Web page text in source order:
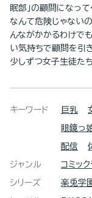
眠部」の顧問になっ
なんて危険じゃない
んながかかるわけで
い気持ちで顧問を引
少しずつ女子生徒た
キーワード 巨乳
眼鏡っ
配信
ジャンル コミッ
シリーズ 楽兎学